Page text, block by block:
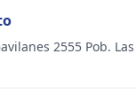
2555 Pob. Las